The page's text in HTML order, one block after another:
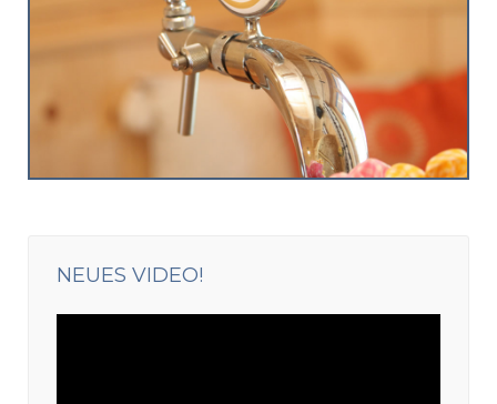
NEUES VIDEO!